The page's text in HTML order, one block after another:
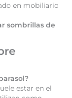
en mobiliario
sombrillas de
estar en el